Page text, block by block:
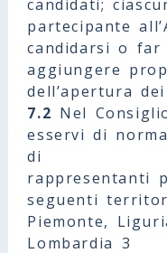
candidati;
partecipante
candidarsi o far
aggiungere
dell’apertura
7.2 Nel
esservi di
di
rappresentanti
seguenti
Piemonte,
Lombardia 3